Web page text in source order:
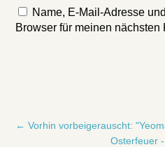
Name, E-Mail-Adresse
Browser für meinen nächsten
←Vorhin vorbeigerauscht:
Osterfeuer